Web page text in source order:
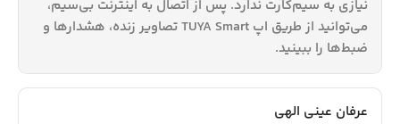
نیازی به سیم‌کارت ندارد. پس از اتصال به اینترنت بی‌سیم،
می‌توانید از طریق اپ TUYA Smart تصاویر زنده، هشدارها و
ضبط‌ها را ببینید.
عرفان عینی الهی